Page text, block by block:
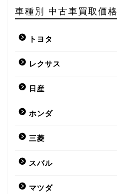
車種別 中古車買取価格
トヨタ
レクサス
日産
ホンダ
三菱
スバル
マツダ